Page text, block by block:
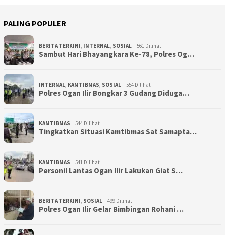
PALING POPULER
BERITA TERKINI, INTERNAL, SOSIAL 561 Dilihat
Sambut Hari Bhayangkara Ke-78, Polres Og…
INTERNAL, KAMTIBMAS, SOSIAL 554 Dilihat
Polres Ogan Ilir Bongkar 3 Gudang Diduga…
KAMTIBMAS 544 Dilihat
Tingkatkan Situasi Kamtibmas Sat Samapta…
KAMTIBMAS 541 Dilihat
Personil Lantas Ogan Ilir Lakukan Giat S…
BERITA TERKINI, SOSIAL 499 Dilihat
Polres Ogan Ilir Gelar Bimbingan Rohani …